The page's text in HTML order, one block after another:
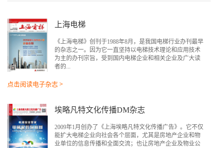
上海电梯
《上海电梯》创刊于1988年8月，是我国电梯行业办刊最早
的杂志之一。因为它一直坚持以电梯技术理论和应用技术
为主的办刊宗旨，受到国内电梯企业和相关企业及广大读
者的...
点击阅读电子杂志 >
埃略凡特文化传播DM杂志
2009年1月创办了《上海埃略凡特文化传播广告》。它不仅
能扩大电梯企业向社会各个层面，尤其是房地产企业和物
业单位的信息传播和全面交流；也让房地产企业及物业公